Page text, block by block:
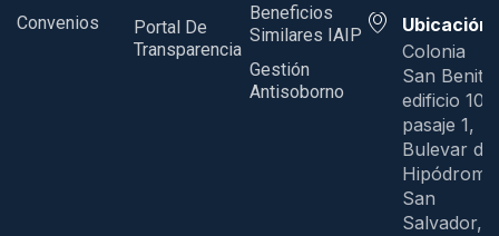
Convenios
Portal De
Transparencia
Beneficios
Similares IAIP
Gestión
Antisoborno
Ubicación
Colonia
San Benito,
edificio
pasaje 1,
Bulevar del
San
Salvador,